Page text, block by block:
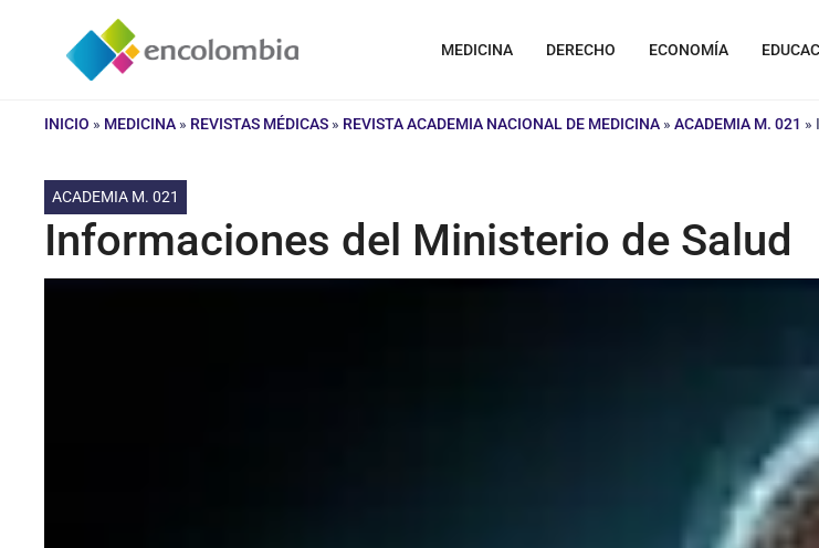
contenido
MEDICINA DERECHO ECONOMÍA
INICIO » MEDICINA » REVISTAS MÉDICAS » REVISTA ACADEMIA NACIONAL DE MEDICINA » ACADEMIA M. 021 »
ACADEMIA M. 021
Informaciones del Ministerio de Salud